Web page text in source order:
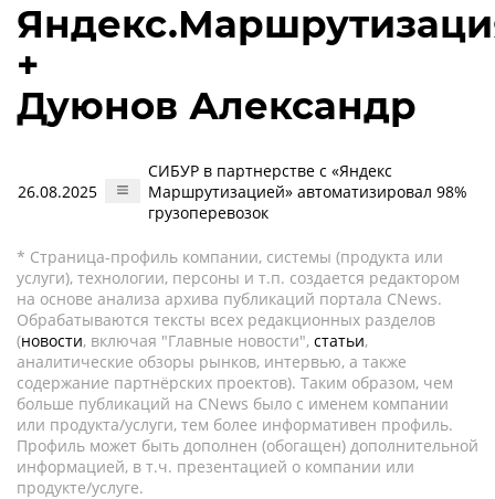
+
Дуюнов Александр
26.08.2025
СИБУР в партнерстве с «Яндекс
Маршрутизацией» автоматизировал 98%
грузоперевозок
* Страница-профиль компании, системы (продукта или
услуги), технологии, персоны и т.п. создается редактором
на основе анализа архива публикаций портала CNews.
Обрабатываются тексты всех редакционных разделов
(новости, включая "Главные новости", статьи,
аналитические обзоры рынков, интервью, а также
содержание партнёрских проектов). Таким образом, чем
больше публикаций на CNews было с именем компании
или продукта/услуги, тем более информативен профиль.
Профиль может быть дополнен (обогащен) дополнительной
информацией, в т.ч. презентацией о компании или
продукте/услуге.